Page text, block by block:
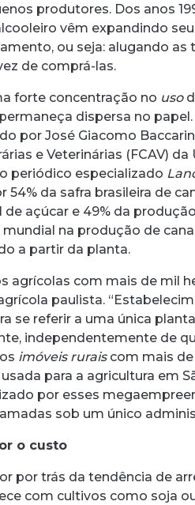
produtores. Dos anos
vêm expandindo
ou seja: alugando as
de comprá-las.
forte concentração no uso
dispersa no papel.
por José Giacomo
e Veterinárias (FCAV)
periódico especializado
54% da safra brasileira de
açúcar e 49% da
na produção de
a partir da planta.
agrícolas com mais de mil
paulista.
se referir a uma única
independentemente de
imóveis ruraiscom mais
para a agricultura em
por esses
sob um único
o custo
por trás da tendência de
com cultivos como soja
LinkedIn